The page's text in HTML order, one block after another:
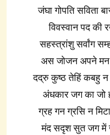
जंघा गोपति सविता
विवस्वान पद की
सहस्त्रांशु सर्वांग
अस जोजन अपने मन
दद्रु कुष्ठ तेहिं कबहु न
अंधकार जग का जो
ग्रह गन ग्रसि न
मंद सदृश सुत जग में